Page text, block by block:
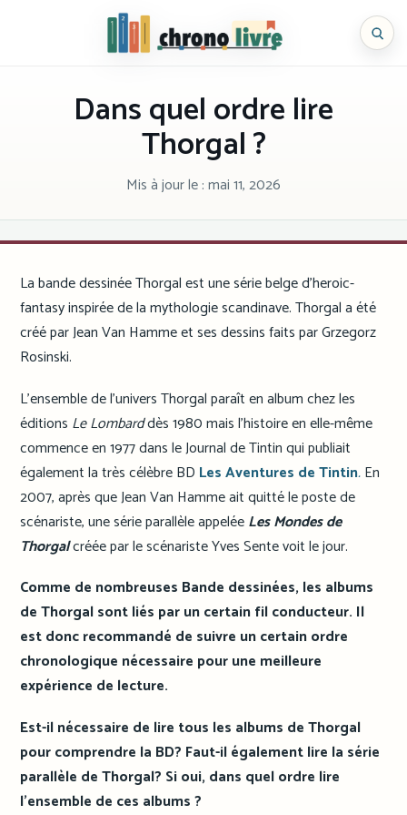
Chronolivre
Dans quel ordre lire
Thorgal ?
Mis à jour le :mai 11, 2026
La bande dessinée Thorgal est une série belge d’heroic-
fantasy inspirée de la mythologie scandinave. Thorgal a été
créé par Jean Van Hamme et ses dessins faits par Grzegorz
Rosinski.
L’ensemble de l’univers Thorgal paraît en album chez les
éditions Le Lombarddès 1980 mais l’histoire en elle-même
commence en 1977 dans le Journal de Tintin qui publiait
également la très célèbre BD Les Aventures de Tintin.En
2007, après que Jean Van Hamme ait quitté le poste de
scénariste, une série parallèle appeléeLes Mondes de
Thorgalcréée par le scénariste Yves Sente voit le jour.
Comme de nombreuses Bande dessinées, les albums
de Thorgal sont liés par un certain fil conducteur. Il
est donc recommandé de suivre un certain ordre
chronologique nécessaire pour une meilleure
expérience de lecture.
Est-il nécessaire de lire tous les albums de Thorgal
pour comprendre la BD? Faut-il également lire la série
parallèle de Thorgal? Si oui, dans quel ordre lire
l’ensemble de ces albums ?